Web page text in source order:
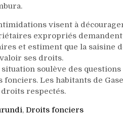
visent à
expropriés
et estiment que la saisine
ses droits.
situation soulève des
fonciers. Les habitants de
respectés.
, Droits fonciers